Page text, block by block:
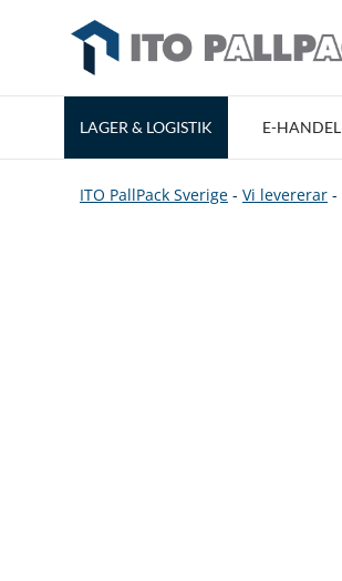
LAGER & LOGISTIK E-HANDEL
ITO PallPack Sverige - Vi levererar -